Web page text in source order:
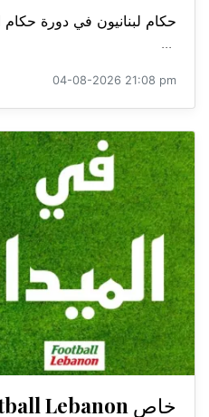
حكام لبنانيون في دورة حكام
...
04-08-2026 21:08 pm